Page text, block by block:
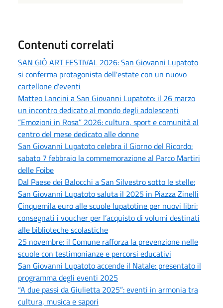
Contenuti correlati
SAN GIÒ ART FESTIVAL 2026: San Giovanni Lupatoto
si conferma protagonista dell'estate con un nuovo
cartellone d'eventi
Matteo Lancini a San Giovanni Lupatoto: il 26 marzo
un incontro dedicato al mondo degli adolescenti
“Emozioni in Rosa” 2026: cultura, sport e comunità al
centro del mese dedicato alle donne
San Giovanni Lupatoto celebra il Giorno del Ricordo:
sabato 7 febbraio la commemorazione al Parco Martiri
delle Foibe
Dal Paese dei Balocchi a San Silvestro sotto le stelle:
San Giovanni Lupatoto saluta il 2025 in Piazza Zinelli
Cinquemila euro alle scuole lupatotine per nuovi libri:
consegnati i voucher per l’acquisto di volumi destinati
alle biblioteche scolastiche
25 novembre: il Comune rafforza la prevenzione nelle
scuole con testimonianze e percorsi educativi
San Giovanni Lupatoto accende il Natale: presentato il
programma degli eventi 2025
“A due passi da Giulietta 2025”: eventi in armonia tra
cultura, musica e sapori